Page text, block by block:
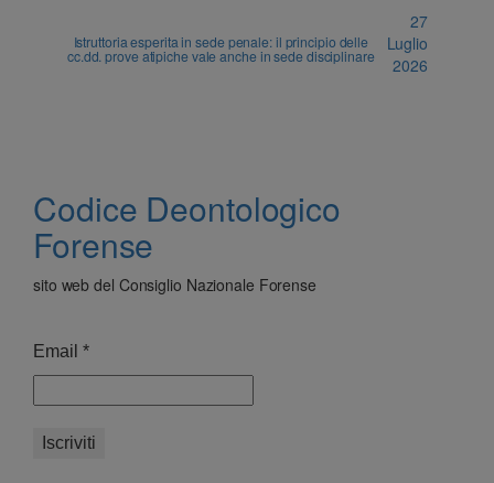
Istruttoria esperita in sede penale: il principio delle
cc.dd. prove atipiche vale anche in sede disciplinare
27
Luglio
2026
Codice Deontologico
Forense
sito web del Consiglio Nazionale Forense
Email *